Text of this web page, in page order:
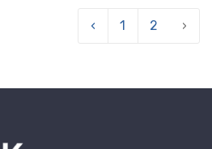
‹ 1 2 ›